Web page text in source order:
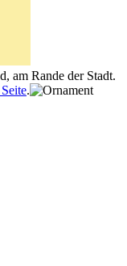
am Rande der Stadt.
.